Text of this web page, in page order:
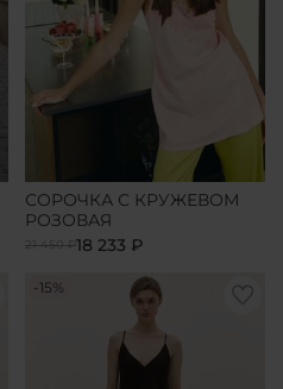
СОРОЧКА С КРУЖЕВОМ
РОЗОВАЯ
21 450 ₽18 233 ₽
-15%